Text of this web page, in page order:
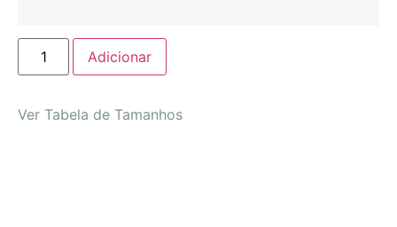
Adicionar
Ver Tabela de Tamanhos